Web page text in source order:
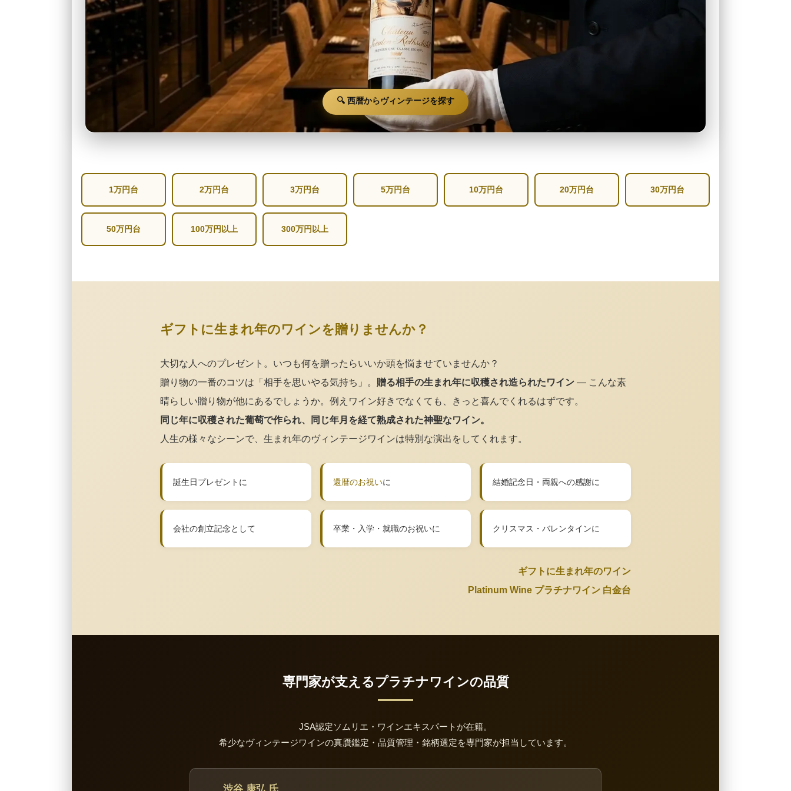
🔍 西暦からヴィンテージを探す
1万円台 2万円台 3万円台 5万円台 10万円台 20万円台 30万円台
50万円台 100万円以上 300万円以上
ギフトに生まれ年のワインを贈りませんか？
大切な人へのプレゼント。いつも何を贈ったらいいか頭を悩ませていませんか？
贈り物の一番のコツは「相手を思いやる気持ち」。 贈る相手の生まれ年に収穫され造られたワイン — こんな素
晴らしい贈り物が他にあるでしょうか。例えワイン好きでなくても、きっと喜んでくれるはずです。
同じ年に収穫された葡萄で作られ、同じ年月を経て熟成された神聖なワイン。
人生の様々なシーンで、生まれ年のヴィンテージワインは特別な演出をしてくれます。
誕生日プレゼントに 還暦のお祝いに 結婚記念日・両親への感謝に
会社の創立記念として 卒業・入学・就職のお祝いに クリスマス・バレンタインに
ギフトに生まれ年のワイン
Platinum Wine プラチナワイン 白金台
専門家が支えるプラチナワインの品質
JSA認定ソムリエ・ワインエキスパートが在籍。
希少なヴィンテージワインの真贋鑑定・品質管理・銘柄選定を専門家が担当しています。